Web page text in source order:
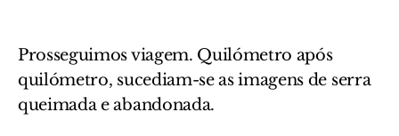
Prosseguimos viagem. Quilómetro após
quilómetro, sucediam-se as imagens de serra
queimada e abandonada.